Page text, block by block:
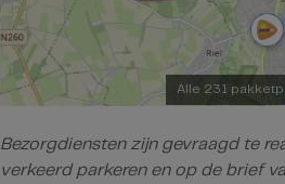
Alle 231
Bezorgdiensten zijn gevraagd te
verkeerd parkeren en op de brief